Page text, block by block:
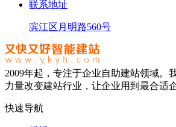
联系地址
滨江区月明路560号
2009年起，专注于企业自助建站领域。
力量改变建站行业，让企业用到最合适
快速导航